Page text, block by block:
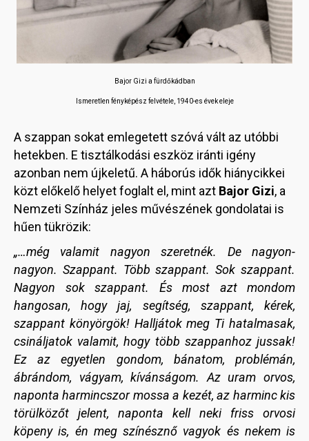
Bajor Gizi a fürdőkádban
Ismeretlen fényképész felvétele, 1940-es évek eleje
A szappan sokat emlegetett szóvá vált az utóbbi
hetekben. E tisztálkodási eszköz iránti igény
azonban nem újkeletű. A háborús idők hiánycikkei
közt előkelő helyet foglalt el, mint azt Bajor Gizi, a
Nemzeti Színház jeles művészének gondolatai is
hűen tükrözik:
„…még valamit nagyon szeretnék. De nagyon-
nagyon. Szappant. Több szappant. Sok szappant.
Nagyon sok szappant. És most azt mondom
hangosan, hogy jaj, segítség, szappant, kérek,
szappant könyörgök! Halljátok meg Ti hatalmasak,
csináljatok valamit, hogy több szappanhoz jussak!
Ez az egyetlen gondom, bánatom, problémán,
ábrándom, vágyam, kívánságom. Az uram orvos,
naponta harmincszor mossa a kezét, az harminc kis
törülközőt jelent, naponta kell neki friss orvosi
köpeny is, én meg színésznő vagyok és nekem is